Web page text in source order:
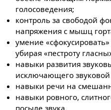
голосоведения;
контроль за свободой
напряжения с мышц
умение
убирая «пестроту
навыки развития
исключающего
навыки речи на
навыки ровного,
посыле звука.